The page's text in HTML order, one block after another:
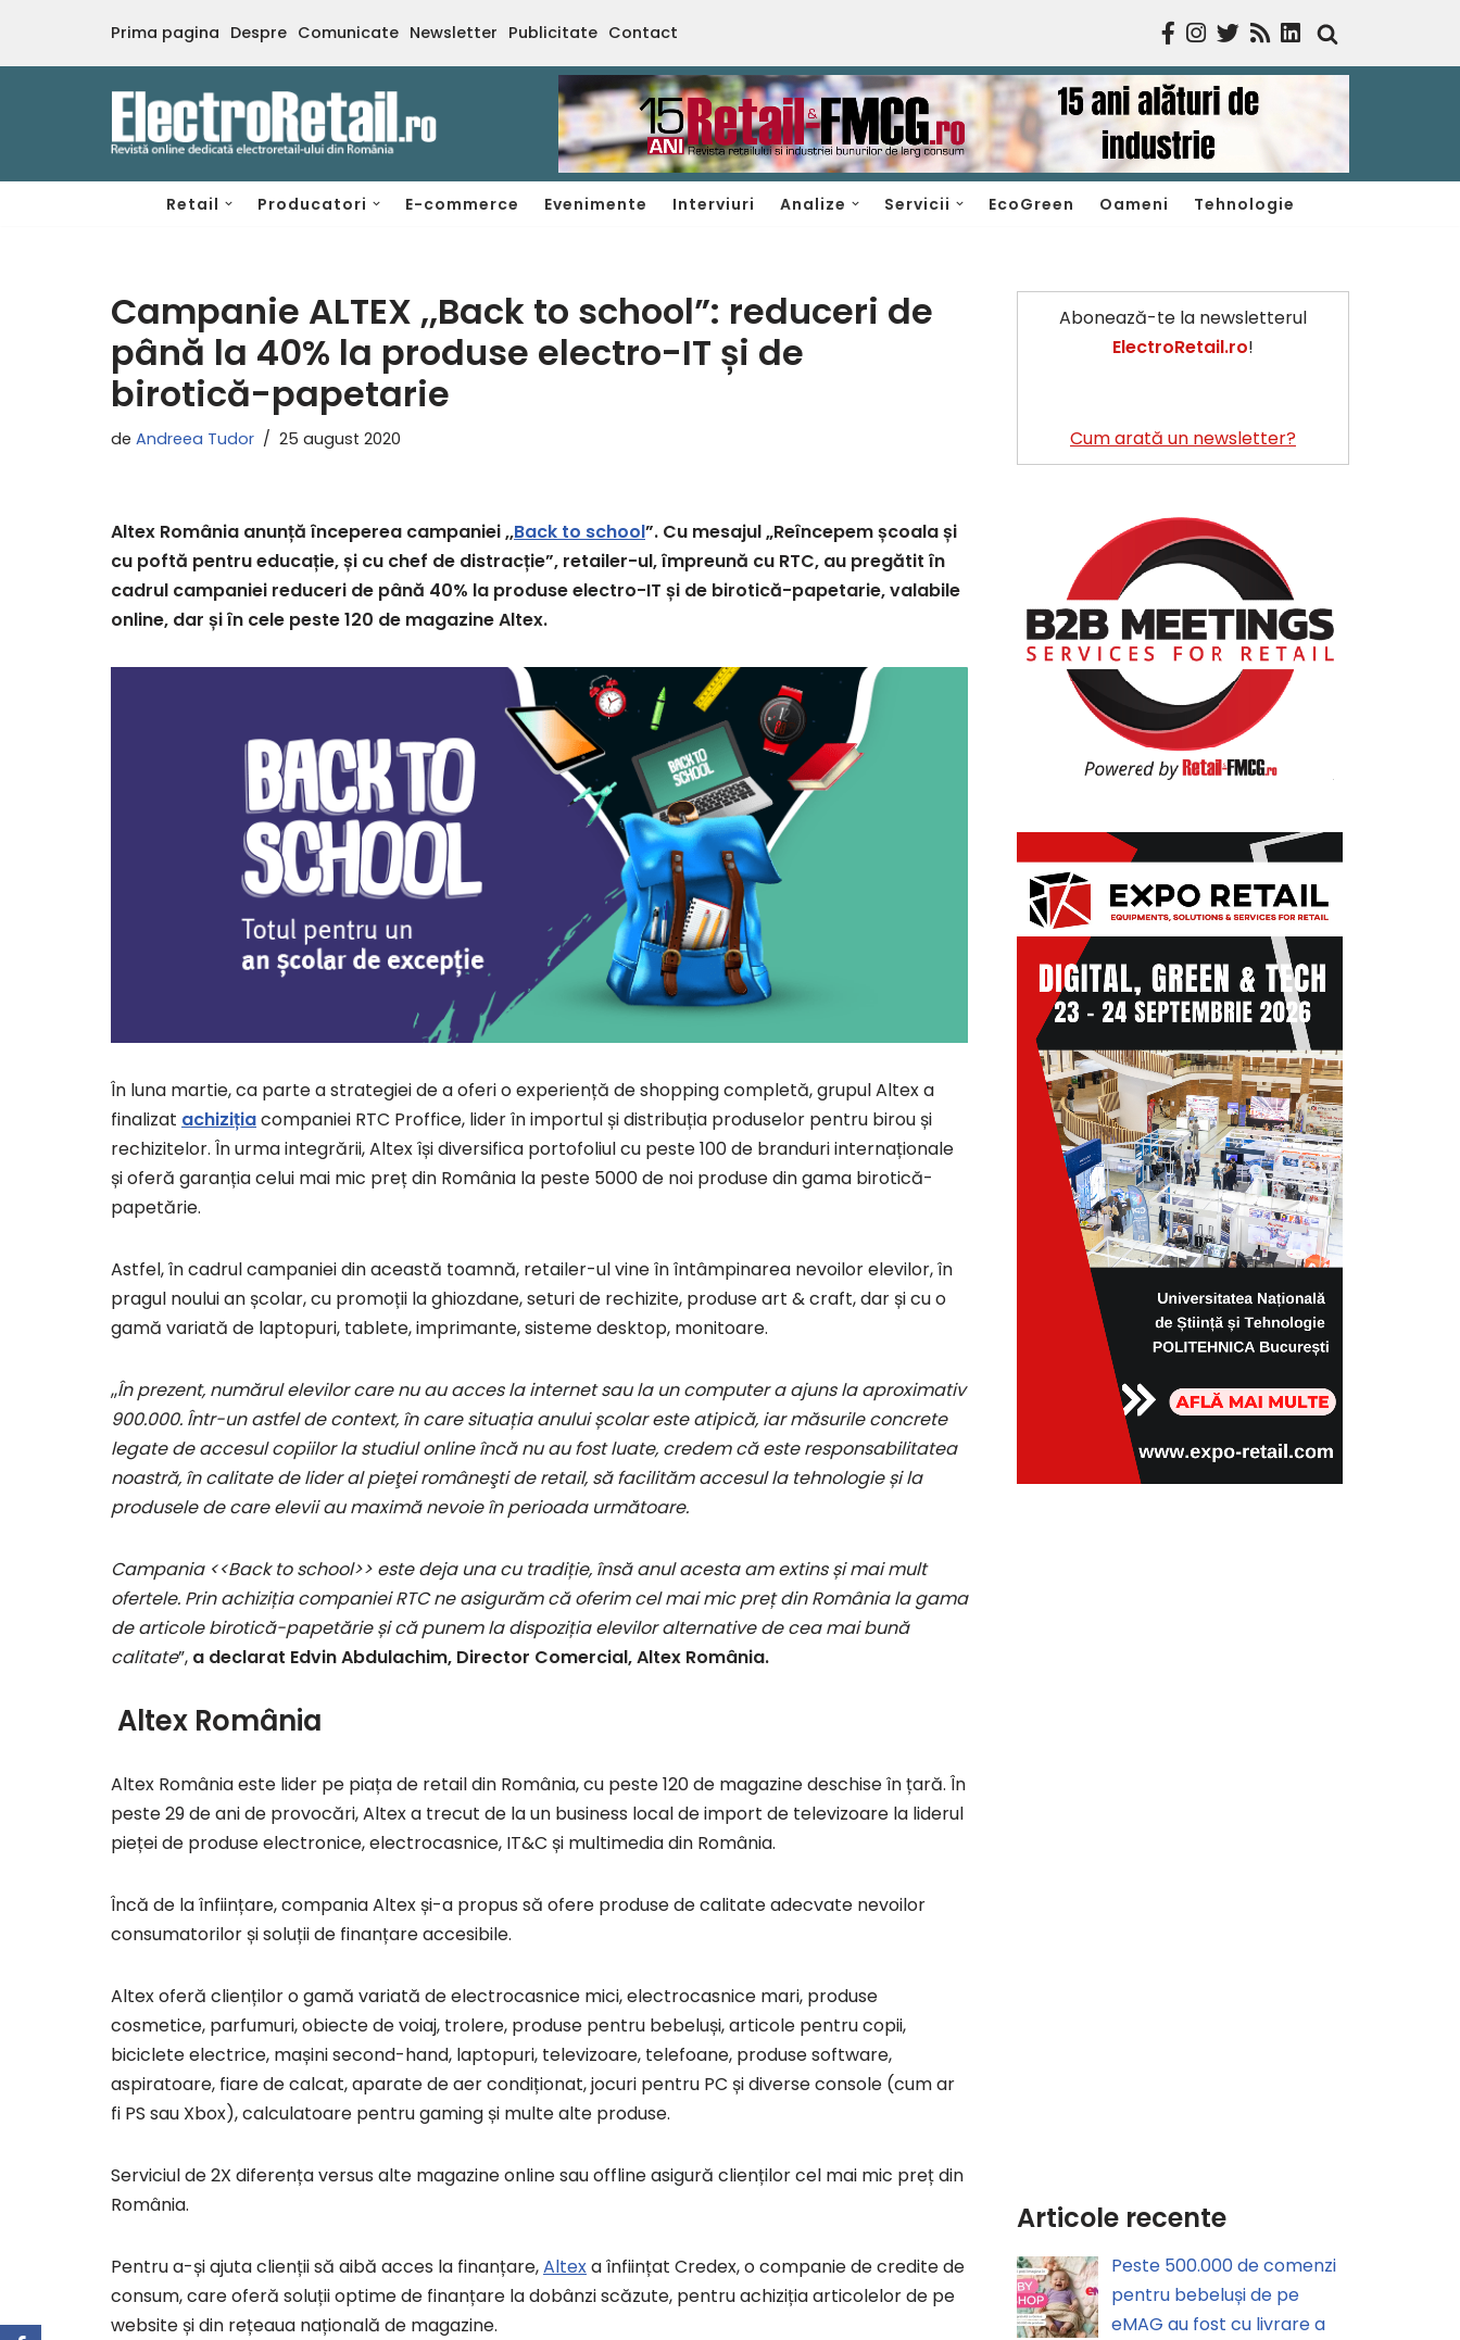
Sari
Prima pagina Despre Comunicate Newsletter Publicitate Contact
Retail Producatori E-commerce Evenimente Interviuri Analize Servicii EcoGreen Oameni Tehnologie
Campanie ALTEX ,,Back to school”: reduceri de
până la 40% la produse electro-IT și de
birotică-papetarie
de Andreea Tudor 25 august 2020
Altex România anunță începerea campaniei ,,Back to school”. Cu mesajul „Reîncepem școala și
cu poftă pentru educație, și cu chef de distracție”, retailer-ul, împreună cu RTC, au pregătit în
cadrul campaniei reduceri de până 40% la produse electro-IT și de birotică-papetarie, valabile
online, dar și în cele peste 120 de magazine Altex.
În luna martie, ca parte a strategiei de a oferi o experiență de shopping completă, grupul Altex a
finalizat achizițiacompaniei RTC Proffice, lider în importul și distribuția produselor pentru birou și
rechizitelor. În urma integrării, Altex își diversifica portofoliul cu peste 100 de branduri internaționale
și oferă garanția celui mai mic preț din România la peste 5000 de noi produse din gama birotică-
papetărie.
Astfel, în cadrul campaniei din această toamnă, retailer-ul vine în întâmpinarea nevoilor elevilor, în
pragul noului an școlar, cu promoții la ghiozdane, seturi de rechizite, produse art & craft, dar și cu o
gamă variată de laptopuri, tablete, imprimante, sisteme desktop, monitoare.
,,În prezent, numărul elevilor care nu au acces la internet sau la un computer a ajuns la aproximativ
900.000. Într-un astfel de context, în care situația anului școlar este atipică, iar măsurile concrete
legate de accesul copiilor la studiul online încă nu au fost luate, credem că este responsabilitatea
noastră, în calitate de lider al pieţei româneşti de retail, să facilităm accesul la tehnologie și la
produsele de care elevii au maximă nevoie în perioada următoare.
Campania <<Back to school>> este deja una cu tradiție, însă anul acesta am extins și mai mult
ofertele. Prin achiziția companiei RTC ne asigurăm că oferim cel mai mic preț din România la gama
de articole birotică-papetărie și că punem la dispoziția elevilor alternative de cea mai bună
calitate”, a declarat Edvin Abdulachim, Director Comercial, Altex România.
Altex România
Altex România este lider pe piața de retail din România, cu peste 120 de magazine deschise în țară. În
peste 29 de ani de provocări, Altex a trecut de la un business local de import de televizoare la liderul
pieței de produse electronice, electrocasnice, IT&C și multimedia din România.
Încă de la înființare, compania Altex și-a propus să ofere produse de calitate adecvate nevoilor
consumatorilor și soluții de finanțare accesibile.
Altex oferă clienților o gamă variată de electrocasnice mici, electrocasnice mari, produse
cosmetice, parfumuri, obiecte de voiaj, trolere, produse pentru bebeluși, articole pentru copii,
biciclete electrice, mașini second-hand, laptopuri, televizoare, telefoane, produse software,
aspiratoare, fiare de calcat, aparate de aer condiționat, jocuri pentru PC și diverse console (cum ar
fi PS sau Xbox), calculatoare pentru gaming și multe alte produse.
Serviciul de 2X diferența versus alte magazine online sau offline asigură clienților cel mai mic preț din
România.
Pentru a-și ajuta clienții să aibă acces la finanțare,Altexa înființat Credex, o companie de credite de
consum, care oferă soluții optime de finanțare la dobânzi scăzute, pentru achiziția articolelor de pe
website și din rețeaua națională de magazine.
Abonează-te la newsletterul
ElectroRetail.ro!
Cum arată un newsletter?
Articole recente
Peste 500.000 de comenzi
pentru bebeluși de pe
eMAG au fost cu livrare a